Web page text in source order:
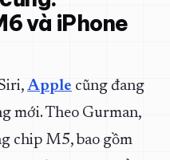
và iPhone
Apple cũng đang
mới. Theo Gurman,
chip M5, bao gồm